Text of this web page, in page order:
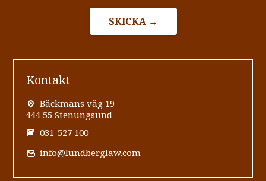
SKICKA →
Kontakt
Bäckmans väg 19
444 55 Stenungsund
031-527 100
info@lundberglaw.com